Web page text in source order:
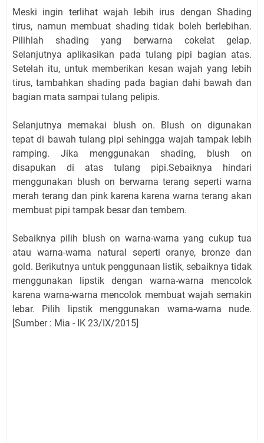
Meski ingin terlihat wajah lebih irus dengan Shading
tirus, namun membuat shading tidak boleh berlebihan.
Pilihlah shading yang berwarna cokelat gelap.
Selanjutnya aplikasikan pada tulang pipi bagian atas.
Setelah itu, untuk memberikan kesan wajah yang lebih
tirus, tambahkan shading pada bagian dahi bawah dan
bagian mata sampai tulang pelipis.
Selanjutnya memakai blush on. Blush on digunakan
tepat di bawah tulang pipi sehingga wajah tampak lebih
ramping. Jika menggunakan shading, blush on
disapukan di atas tulang pipi.Sebaiknya hindari
menggunakan blush on berwarna terang seperti warna
merah terang dan pink karena karena warna terang akan
membuat pipi tampak besar dan tembem.
Sebaiknya pilih blush on warna-warna yang cukup tua
atau warna-warna natural seperti oranye, bronze dan
gold. Berikutnya untuk penggunaan listik, sebaiknya tidak
menggunakan lipstik dengan warna-warna mencolok
karena warna-warna mencolok membuat wajah semakin
lebar. Pilih lipstik menggunakan warna-warna nude.
[Sumber : Mia - IK 23/IX/2015]